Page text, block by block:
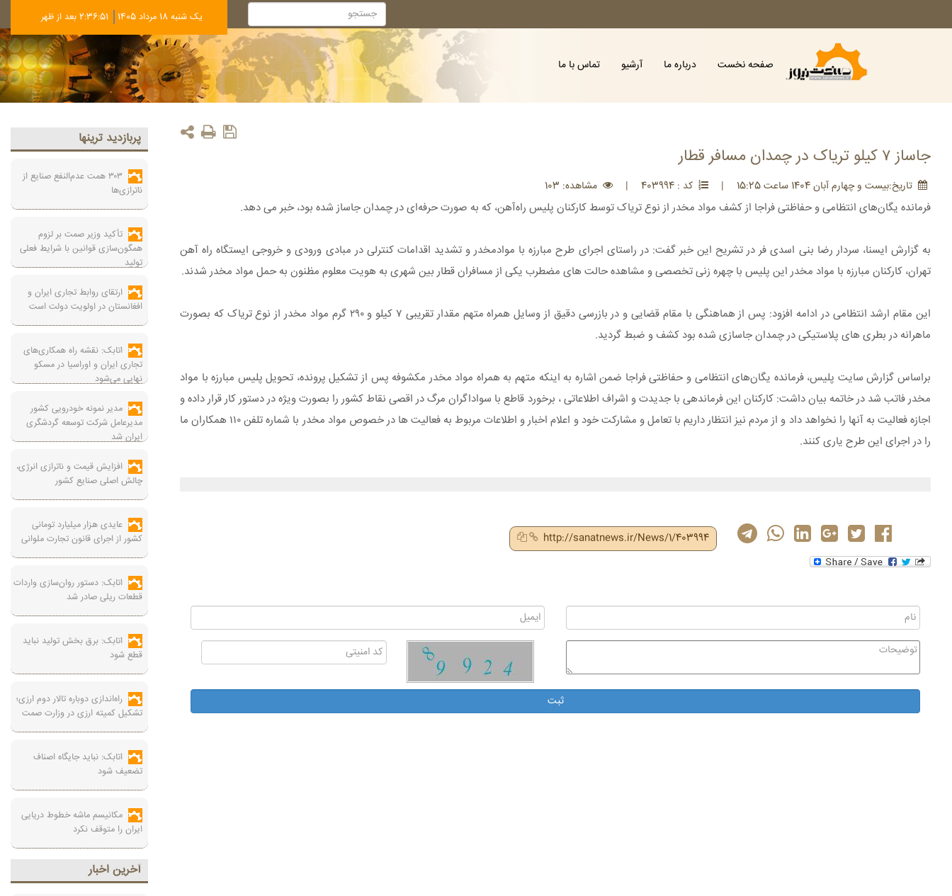
يک شنبه 18 مرداد 1405 2:36:52 بعد از ظهر
صفحه نخست درباره ما آرشیو تماس با ما
جاساز ۷ کیلو تریاک در چمدان مسافر قطار
تاريخ:بيست و چهارم آبان 1404 ساعت 15:25 | کد : 403994 | مشاهده: 103
فرمانده یگان‌های انتظامی و حفاظتی فراجا از کشف مواد مخدر از نوع تریاک توسط کارکنان پلیس راه‌آهن، که به صورت حرفه‌ای در چمدان جاساز شده بود، خبر می دهد.
به گزارش ایسنا، سردار رضا بنی اسدی فر در تشریح این خبر گفت: در راستای اجرای طرح مبارزه با موادمخدر و تشدید اقدامات کنترلی در مبادی ورودی و خروجی ایستگاه راه آهن
تهران، کارکنان مبارزه با مواد مخدر این پلیس با چهره زنی تخصصی و مشاهده حالت های مضطرب یکی از مسافران قطار بین شهری به هویت معلوم مظنون به حمل مواد مخدر شدند.
این مقام ارشد انتظامی در ادامه افزود: پس از هماهنگی با مقام قضایی و در بازرسی دقیق از وسایل همراه متهم مقدار تقریبی ۷ کیلو و ۲۹۰ گرم مواد مخدر از نوع تریاک که بصورت
ماهرانه در بطری های پلاستیکی در چمدان جاسازی شده بود کشف و ضبط گردید.
براساس گزارش سایت پلیس، فرمانده یگان‌های انتظامی و حفاظتی فراجا ضمن اشاره به اینکه متهم به همراه مواد مخدر مکشوفه پس از تشکیل پرونده، تحویل پلیس مبارزه با مواد
مخدر فاتب شد در خاتمه بیان داشت: کارکنان این فرماندهی با جدیدت و اشراف اطلاعاتی ، برخورد قاطع با سواداگران مرگ در اقصی نقاط کشور را بصورت ویژه در دستور کار قرار داده و
اجازه فعالیت به آنها را نخواهد داد و از مردم نیز انتظار داریم با تعامل و مشارکت خود و اعلام اخبار و اطلاعات مربوط به فعالیت ها در خصوص مواد مخدر با شماره تلفن ۱۱۰ همکاران ما
را در اجرای این طرح یاری کنند.
http://sanatnews.ir/News/1/403994
پربازديد ترينها
۳۰۳ همت عدم‌النفع صنایع از
ناترازی‌ها
تأکید وزیر صمت بر لزوم
همگون‌سازی قوانین با شرایط فعلی
تولید
ارتقای روابط تجاری ایران و
افغانستان در اولویت دولت است
اتابک: نقشه راه همکاری‌های
تجاری ایران و اوراسیا در مسکو
نهایی می‌شود
مدیر نمونه خودرویی کشور
مدیرعامل شرکت توسعه گردشگری
ایران شد
افزایش قیمت و ناترازی انرژی،
چالش اصلی صنایع کشور
عایدی هزار میلیارد تومانی
کشور از اجرای قانون تجارت ملوانی
اتابک: دستور روان‌سازی واردات
قطعات ریلی صادر شد
اتابک: برق بخش تولید نباید
قطع شود
راه‌اندازی دوباره تالار دوم ارزی؛
تشکیل کمیته ارزی در وزارت صمت
اتابک: نباید جایگاه اصناف
تضعیف شود
مکانیسم ماشه خطوط دریایی
ایران را متوقف نکرد
آخرين اخبار